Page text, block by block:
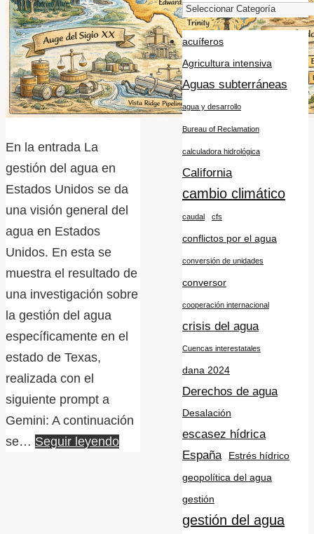
En la entrada La
gestión del agua en
Estados Unidos se da
una visión general del
agua en Estados
Unidos. En esta se
muestra el resultado de
una investigación sobre
la gestión del agua
específicamente en el
estado de Texas,
realizada con el
siguiente prompt a
Gemini: A continuación
se… Seguir leyendo
acuíferos
Agricultura intensiva
Aguas subterráneas
agua y desarrollo
Bureau of Reclamation
calculadora hidrológica
California
cambio climático
caudal cfs
conflictos por el agua
conversión de unidades
conversor
cooperación internacional
crisis del agua
Cuencas interestatales
dana 2024
Derechos de agua
Desalación
escasez hídrica
España
Estrés hídrico
geopolítica del agua
gestión
gestión del agua